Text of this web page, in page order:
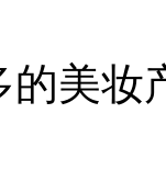
美妆